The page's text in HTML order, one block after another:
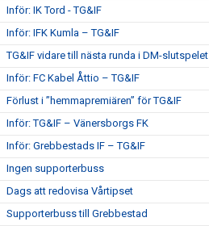
Inför: IK Tord - TG&IF
Inför: IFK Kumla – TG&IF
TG&IF vidare till nästa runda i DM-slutspelet
Inför: FC Kabel Åttio – TG&IF
Förlust i ”hemmapremiären” för TG&IF
Inför: TG&IF – Vänersborgs FK
Inför: Grebbestads IF – TG&IF
Ingen supporterbuss
Dags att redovisa Vårtipset
Supporterbuss till Grebbestad